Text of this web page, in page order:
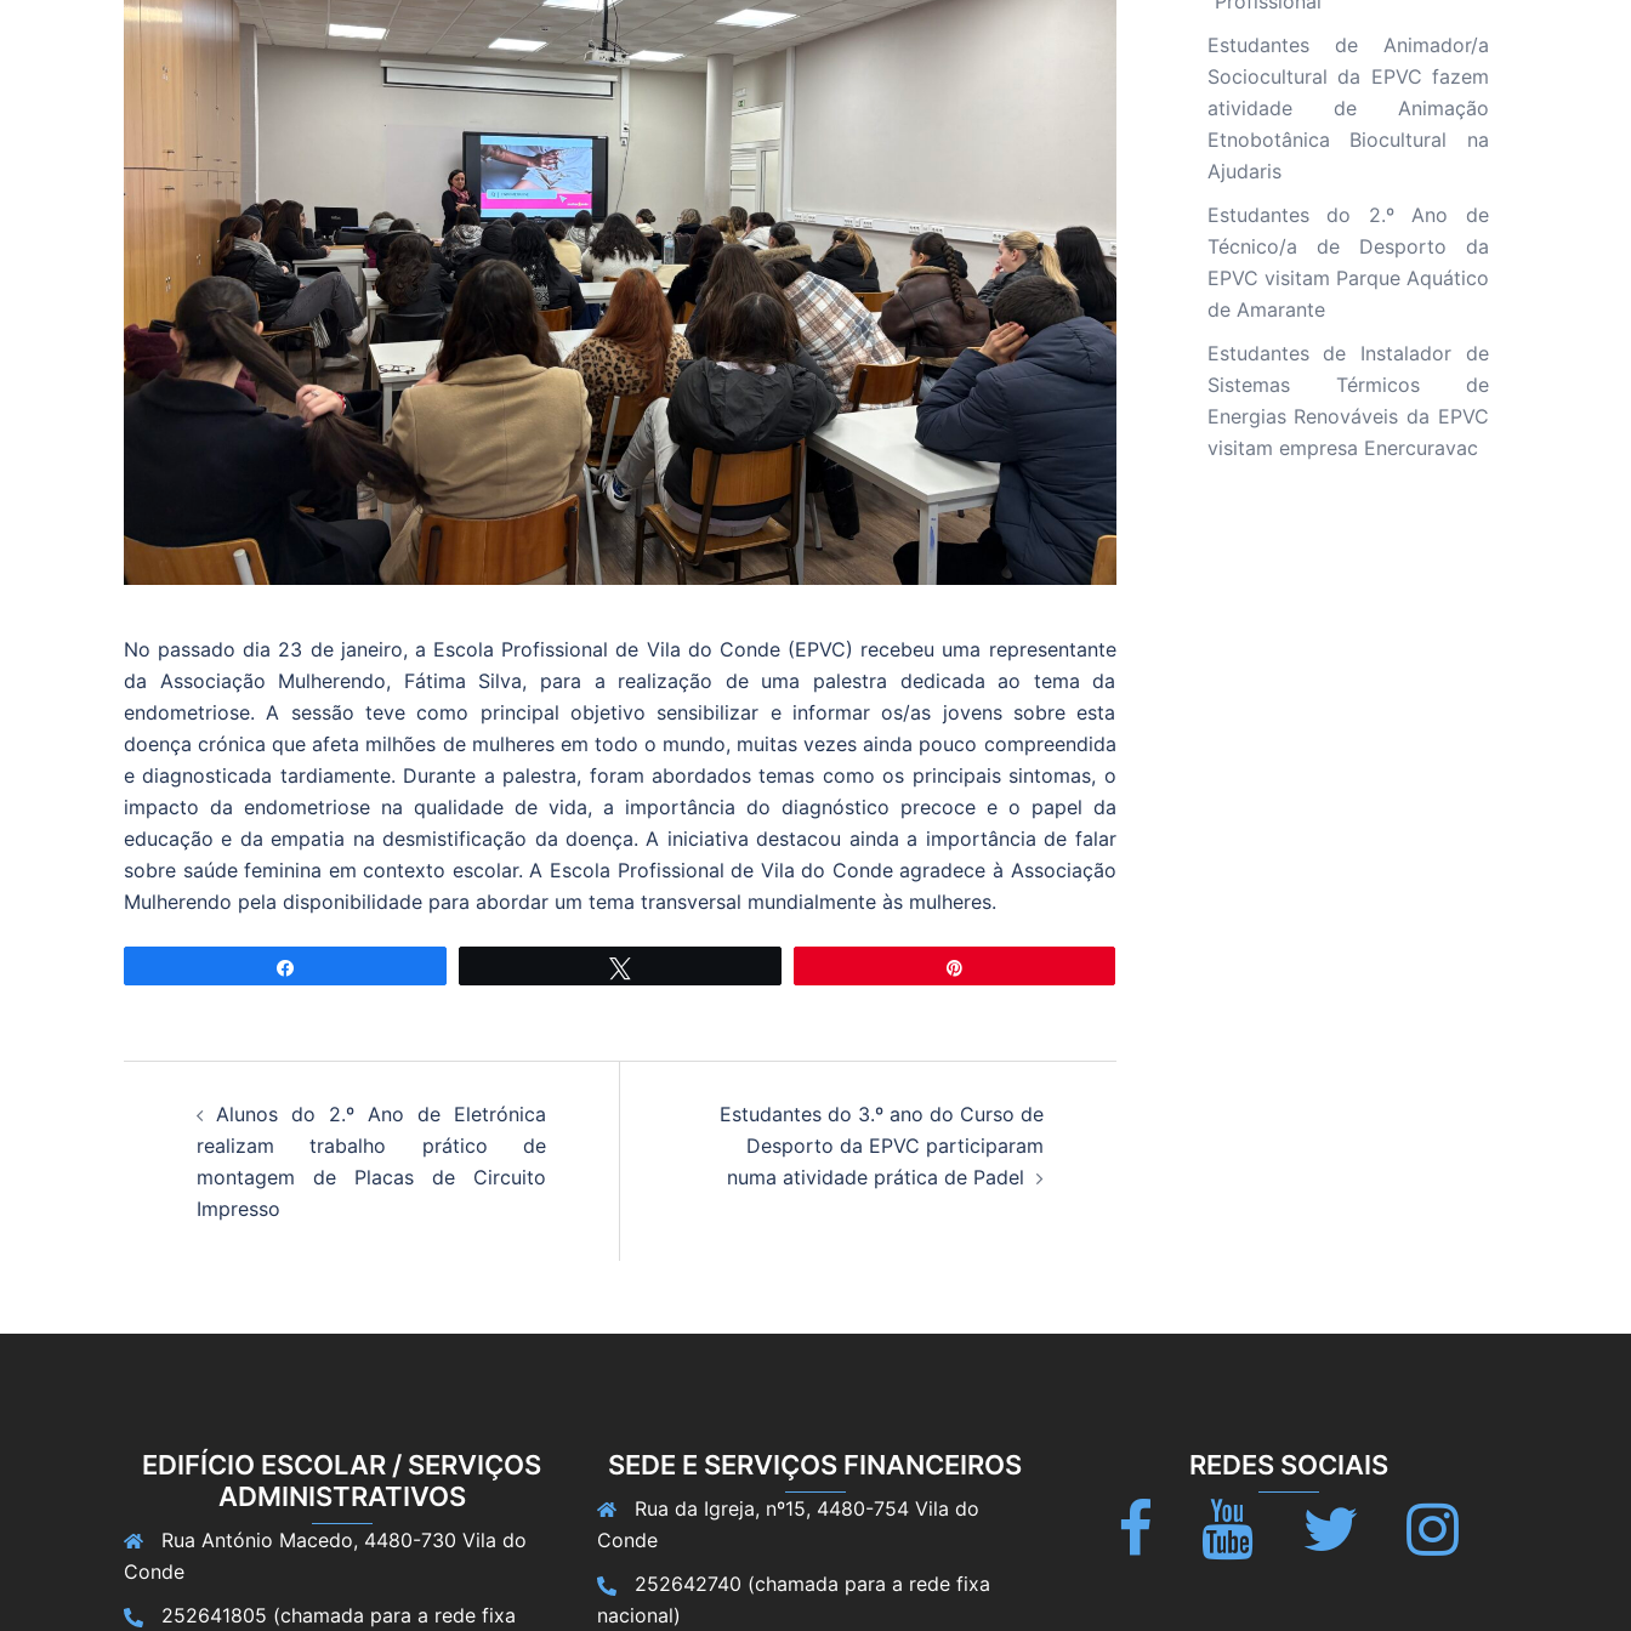
No passado dia 23 de janeiro, a Escola Profissional de Vila do Conde (EPVC) recebeu uma representante
da Associação Mulherendo, Fátima Silva, para a realização de uma palestra dedicada ao tema da
endometriose. A sessão teve como principal objetivo sensibilizar e informar os/as jovens sobre esta
doença crónica que afeta milhões de mulheres em todo o mundo, muitas vezes ainda pouco compreendida
e diagnosticada tardiamente. Durante a palestra, foram abordados temas como os principais sintomas, o
impacto da endometriose na qualidade de vida, a importância do diagnóstico precoce e o papel da
educação e da empatia na desmistificação da doença. A iniciativa destacou ainda a importância de falar
sobre saúde feminina em contexto escolar. A Escola Profissional de Vila do Conde agradece à Associação
Mulherendo pela disponibilidade para abordar um tema transversal mundialmente às mulheres.
artigos
Alunos do 2.º Ano de Eletrónica
realizam trabalho prático de
montagem de Placas de Circuito
Impresso
Estudantes do 3.º ano do Curso de
Desporto da EPVC participaram
numa atividade prática de Padel
Estudantes de Animador/a
Sociocultural da EPVC fazem
atividade de Animação
Etnobotânica Biocultural na
Ajudaris
Estudantes do 2.º Ano de
Técnico/a de Desporto da
EPVC visitam Parque Aquático
de Amarante
Estudantes de Instalador de
Sistemas Térmicos de
Energias Renováveis da EPVC
visitam empresa Enercuravac
EDIFÍCIO ESCOLAR / SERVIÇOS
ADMINISTRATIVOS
Rua António Macedo, 4480-730 Vila do
Conde
252641805 (chamada para a rede fixa
SEDE E SERVIÇOS FINANCEIROS
Rua da Igreja, nº15, 4480-754 Vila do
Conde
252642740 (chamada para a rede fixa
nacional)
REDES SOCIAIS
Facebook Youtube Twitter